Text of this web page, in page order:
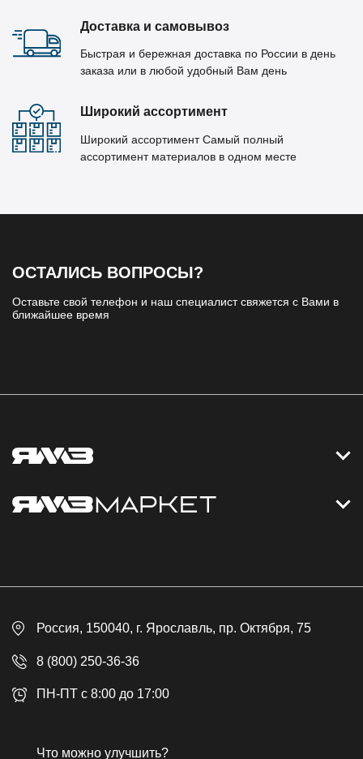
Доставка и самовывоз
Быстрая и бережная доставка по России в день
заказа или в любой удобный Вам день
Широкий ассортимент
Широкий ассортимент Самый полный
ассортимент материалов в одном месте
ОСТАЛИСЬ ВОПРОСЫ?
Оставьте свой телефон и наш специалист свяжется с Вами в
ближайшее время
Контакты
Доставка
Контакты
Гарантия
Публичная оферта
Россия, 150040, г. Ярославль, пр. Октября, 75
8 (800) 250-36-36
ПН-ПТ с 8:00 до 17:00
Что можно улучшить?